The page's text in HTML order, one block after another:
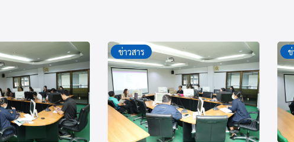
ข่าวสาร ข่